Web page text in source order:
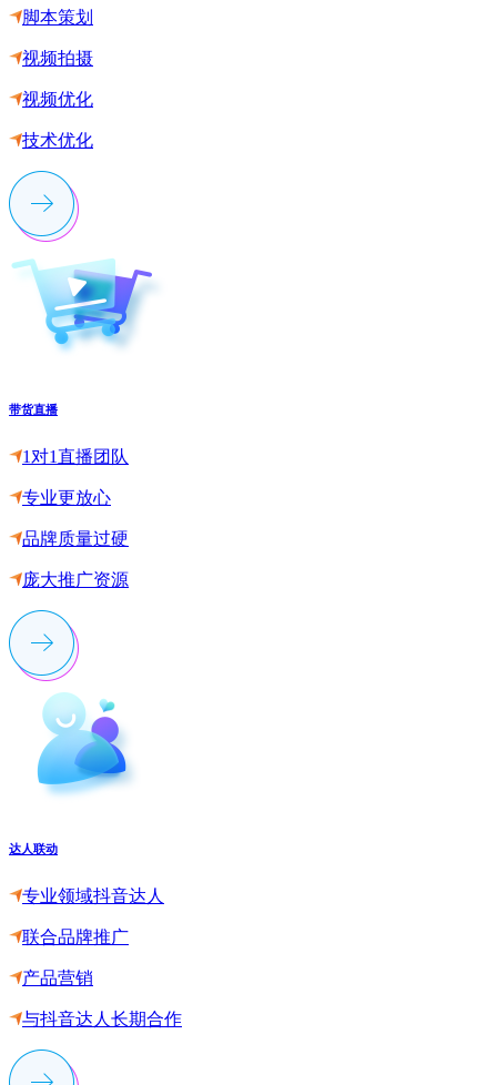
脚本策划
视频拍摄
视频优化
技术优化
带货直播
1对1直播团队
专业更放心
品牌质量过硬
庞大推广资源
达人联动
专业领域抖音达人
联合品牌推广
产品营销
与抖音达人长期合作